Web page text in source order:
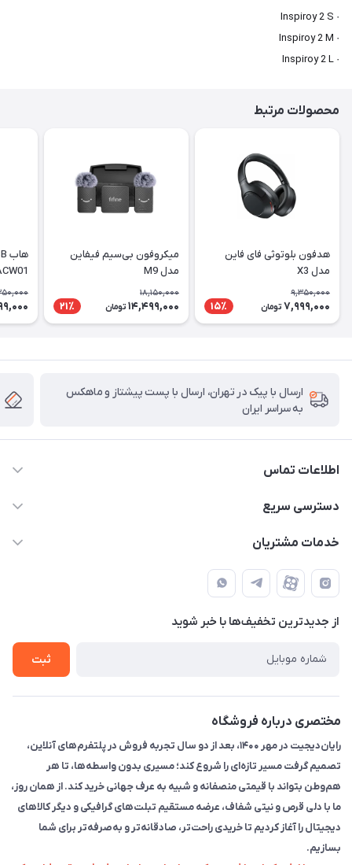
· Inspiroy 2 S
· Inspiroy 2 M
· Inspiroy 2 L
محصولات مرتبط
هدفون بلوتوثی فای فاین
مدل X3
9,350,000
7,999,000 تومان 15٪
میکروفون بی‌سیم فیفاین
مدل M9
18,150,000
14,499,000 تومان 21٪
ارسال با پیک در تهران، ارسال با پست پیشتاز و ماهکس
به سراسر ایران
اطلاعات تماس
۰۲۱91095320 - 09120057355 - 09915561288
حضوری از قبل با پشتیبان های فروشگاه هماهنگ کنید)
دسترسی سریع
حساب کاربری
لیست محصولات
تماس با ما
خدمات مشتریان
قوانین و مقررات
حریم خصوصی
راهنما
از جدید‌ترین تخفیف‌ها با‌ خبر شوید
ثبت
مختصری درباره فروشگاه
رایان‌دیجیت در مهر ۱۴۰۰، بعد از دو سال تجربه فروش در پلتفرم‌های آنلاین،
تصمیم گرفت مسیر تازه‌ای را شروع کند؛ مسیری بدون واسطه‌ها، تا هر
هم‌وطن بتواند با قیمتی منصفانه و شبیه به عرف جهانی خرید کند. از همان روز،
ما با دلی قرص و نیتی شفاف، عرضه مستقیم تبلت‌های گرافیکی و دیگر کالاهای
دیجیتال را آغاز کردیم تا خریدی راحت‌تر، صادقانه‌تر و به‌صرفه‌تر برای شما
بسازیم.